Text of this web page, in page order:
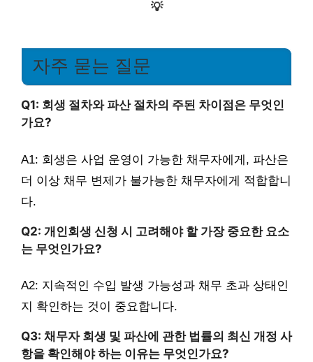
💡
자주 묻는 질문
Q1: 회생 절차와 파산 절차의 주된 차이점은 무엇인
가요?
A1: 회생은 사업 운영이 가능한 채무자에게, 파산은
더 이상 채무 변제가 불가능한 채무자에게 적합합니
다.
Q2: 개인회생 신청 시 고려해야 할 가장 중요한 요소
는 무엇인가요?
A2: 지속적인 수입 발생 가능성과 채무 초과 상태인
지 확인하는 것이 중요합니다.
Q3: 채무자 회생 및 파산에 관한 법률의 최신 개정 사
항을 확인해야 하는 이유는 무엇인가요?